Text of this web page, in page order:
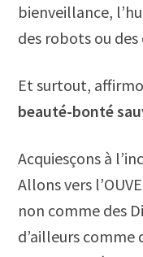
bienveillance,
des robots ou
Et surtout,
beauté-bonté
Acquiesçons à
Allons vers
non comme des
d’ailleurs comme